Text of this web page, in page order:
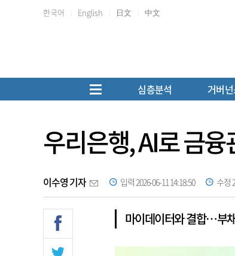
한국어 English 日文 中文
심층분석 거버
우리은행, AI로 금융
이수영 기자 입력 2026-06-11 14:18:50 수정
마이데이터와 결합…부